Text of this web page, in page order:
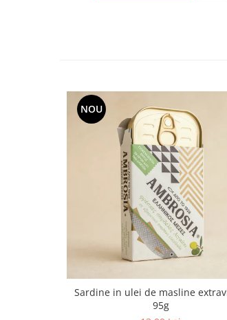
NOU
Sardine in ulei de masline
95g